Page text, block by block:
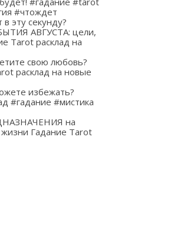
#чтождет
эту секунду?
АВГУСТА: цели,
Tarot расклад на
свою любовь?
расклад на новые
избежать?
#гадание #мистика
на
Гадание Tarot